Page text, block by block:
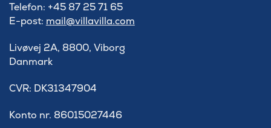
Telefon: +45 87 25 71 65
E-post: mail@villavilla.com
Livøvej 2A, 8800, Viborg
Danmark
​CVR: DK31347904
Konto nr. 86015027446